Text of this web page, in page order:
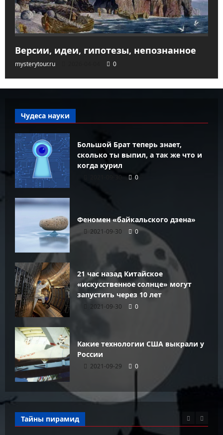
Версии, идеи, гипотезы, непознанное
mysterytour.ru 0
Чудеса науки
Большой Брат теперь знает,
сколько ты выпил, а так же что и
когда курил
2021-09-30 0
Феномен «байкальского дзена»
2021-09-30 0
21 час назад Китайское
«искусственное солнце» могут
запустить через 10 лет
2021-09-30 0
Какие технологии США выкрали у
России
2021-09-29 0
Тайны пирамид